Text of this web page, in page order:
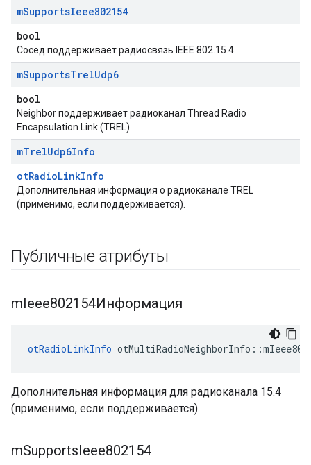
mSupportsIeee802154
bool
Сосед поддерживает радиосвязь IEEE 802.15.4.
mSupportsTrelUdp6
bool
Neighbor поддерживает радиоканал Thread Radio
Encapsulation Link (TREL).
mTrelUdp6Info
otRadioLinkInfo
Дополнительная информация о радиоканале TREL
(применимо, если поддерживается).
Публичные атрибуты
mIeee802154Информация
otRadioLinkInfo otMultiRadioNeighborInfo ::
Дополнительная информация для радиоканала 15.4
(применимо, если поддерживается).
mSupportsIeee802154